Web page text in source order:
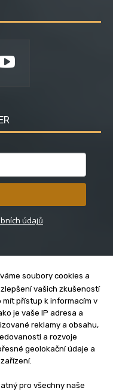
údajů
soubory cookies a
vašich zkušeností
mít přístup k informacím v
je vaše IP adresa a
reklamy a obsahu,
a rozvoje
geolokační údaje a
pro všechny naše